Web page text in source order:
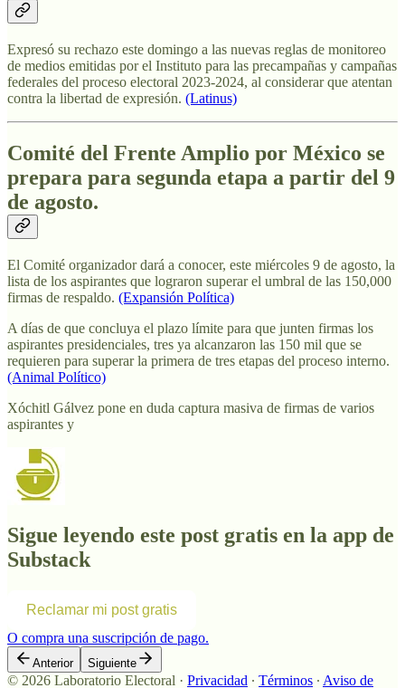
Expresó su rechazo este domingo a las nuevas reglas de monitoreo
de medios emitidas por el Instituto para las precampañas y campañas
federales del proceso electoral 2023-2024, al considerar que atentan
contra la libertad de expresión. (Latinus)
Comité del Frente Amplio por México se
prepara para segunda etapa a partir del 9
de agosto.
El Comité organizador dará a conocer, este miércoles 9 de agosto, la
lista de los aspirantes que lograron superar el umbral de las 150,000
firmas de respaldo. (Expansión Política)
A días de que concluya el plazo límite para que junten firmas los
aspirantes presidenciales, tres ya alcanzaron las 150 mil que se
requieren para superar la primera de tres etapas del proceso interno.
(Animal Político)
Xóchitl Gálvez pone en duda captura masiva de firmas de varios
aspirantes y
Sigue leyendo este post gratis en la app de
Substack
Reclamar mi post gratis
O compra una suscripción de pago.
Anterior Siguiente
© 2026 Laboratorio Electoral · Privacidad ∙ Términos ∙ Aviso de